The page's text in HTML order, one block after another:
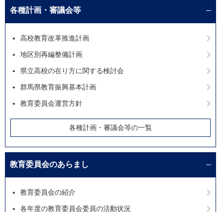
各種計画・審議会等
高校教育改革推進計画
地区別再編整備計画
県立高校の在り方に関する検討会
群馬県教育振興基本計画
教育委員会運営方針
各種計画・審議会等の一覧
教育委員会のあらまし
教育委員会の紹介
各年度の教育委員会委員の活動状況